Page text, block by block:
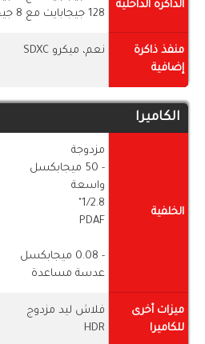
الذاكرة الداخلية
128 جيجابايت مع 8 جيجا رام
منفذ ذاكرة
إضافية
نعم، ميكرو SDXC
الكاميرا
الخلفية
مزدوجة
- 50 ميجابكسل
واسعة
1/2.8"
PDAF
- 0.08 ميجابكسل
عدسة مساعدة
ميزات أخرى
للكاميرا
فلاش ليد مزدوج
HDR